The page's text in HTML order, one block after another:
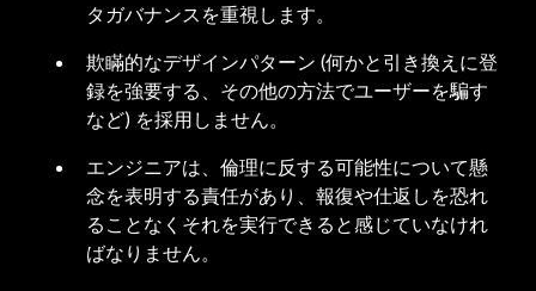
タガバナンスを重視します。
欺瞞的なデザインパターン (何かと引き換えに登
録を強要する、その他の方法でユーザーを騙す
など) を採用しません。
エンジニアは、倫理に反する可能性について懸
念を表明する責任があり、報復や仕返しを恐れ
ることなくそれを実行できると感じていなけれ
ばなりません。